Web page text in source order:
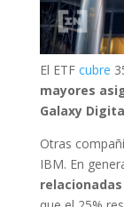
El ETF cubre
mayores
Galaxy
Otras
IBM. En